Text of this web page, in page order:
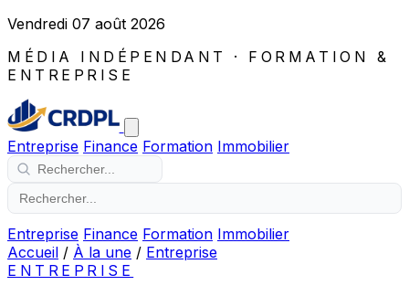
Vendredi 07 août 2026
MÉDIA INDÉPENDANT · FORMATION &
ENTREPRISE
Entreprise Finance Formation Immobilier
Entreprise Finance Formation Immobilier
Accueil / À la une / Entreprise
ENTREPRISE